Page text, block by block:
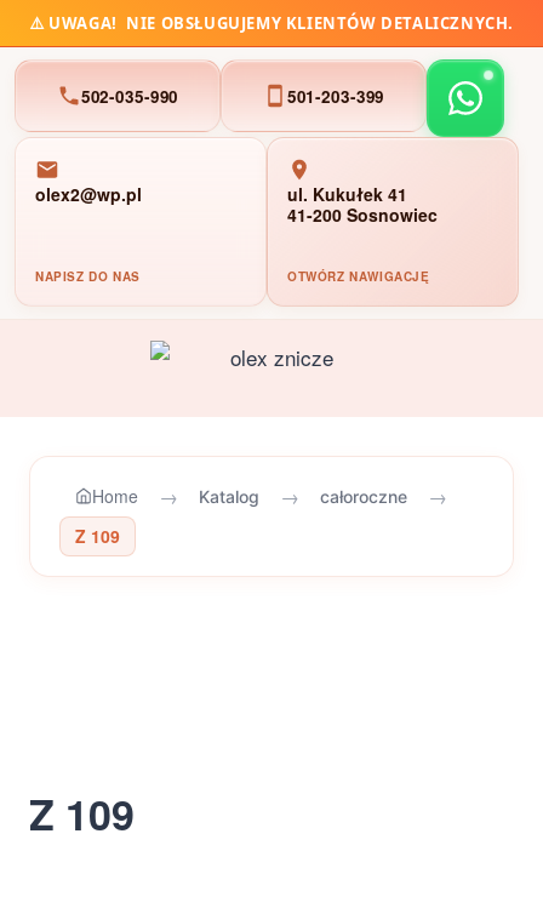
⚠️ UWAGA! NIE OBSŁUGUJEMY KLIENTÓW DETALICZNYCH.
502-035-990 501-203-399
olex2@wp.pl
NAPISZ DO NAS
ul. Kukułek 41
41-200 Sosnowiec
OTWÓRZ NAWIGACJĘ
Home → Katalog → całoroczne →
Z 109
Z 109